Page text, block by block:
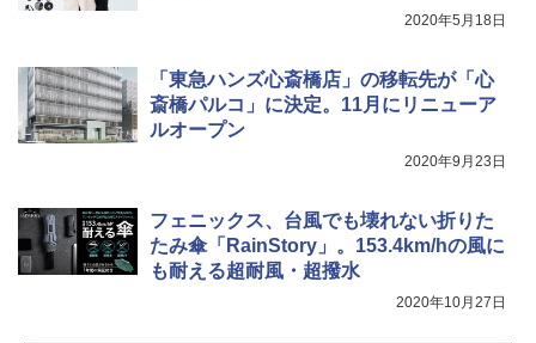
2020年5月18日
「東急ハンズ心斎橋店」の移転先が「心
斎橋パルコ」に決定。11月にリニューア
ルオープン
2020年9月23日
フェニックス、台風でも壊れない折りた
たみ傘「RainStory」。153.4km/hの風に
も耐える超耐風・超撥水
2020年10月27日